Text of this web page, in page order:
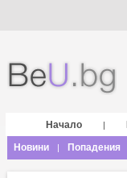
Начало |
Новини
| Попадения